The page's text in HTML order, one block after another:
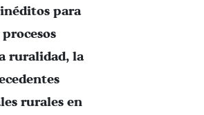
para
ruralidad, la
rurales en